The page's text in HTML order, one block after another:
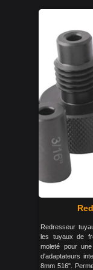
Redresseur
les tuyaux de
moleté pour
d'adaptateurs
8mm 516".